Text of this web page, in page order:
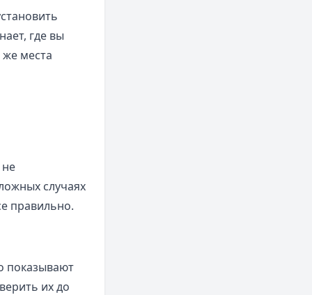
где вы
же места
случаях
правильно.
показывают
их до